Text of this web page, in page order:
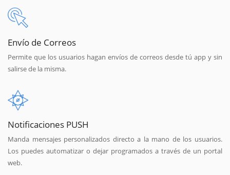
Envío de Correos
Permite que los usuarios hagan envíos de correos desde tú app y sin
salirse de la misma.
Notificaciones PUSH
Manda mensajes personalizados directo a la mano de los usuarios.
Los puedes automatizar o dejar programados a través de un portal
web.